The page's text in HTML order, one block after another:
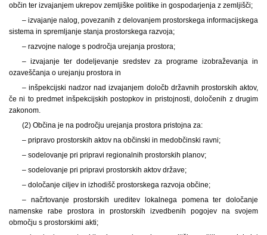
občin ter izvajanjem ukrepov zemljiške politike in gospodarjenja z zemljišči;
– izvajanje nalog, povezanih z delovanjem prostorskega informacijskega
sistema in spremljanje stanja prostorskega razvoja;
– razvojne naloge s področja urejanja prostora;
– izvajanje ter dodeljevanje sredstev za programe izobraževanja in
ozaveščanja o urejanju prostora in
– inšpekcijski nadzor nad izvajanjem določb državnih prostorskih aktov,
če ni to predmet inšpekcijskih postopkov in pristojnosti, določenih z drugim
zakonom.
(2) Občina je na področju urejanja prostora pristojna za:
– pripravo prostorskih aktov na občinski in medobčinski ravni;
– sodelovanje pri pripravi regionalnih prostorskih planov;
– sodelovanje pri pripravi prostorskih aktov države;
– določanje ciljev in izhodišč prostorskega razvoja občine;
– načrtovanje prostorskih ureditev lokalnega pomena ter določanje
namenske rabe prostora in prostorskih izvedbenih pogojev na svojem
območju s prostorskimi akti;